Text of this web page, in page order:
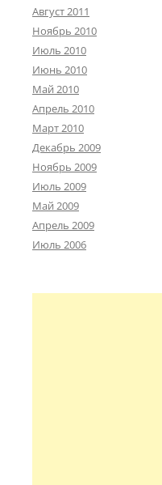
Август 2011
Ноябрь 2010
Июль 2010
Июнь 2010
Май 2010
Апрель 2010
Март 2010
Декабрь 2009
Ноябрь 2009
Июль 2009
Май 2009
Апрель 2009
Июль 2006